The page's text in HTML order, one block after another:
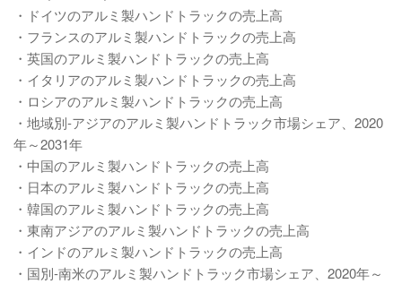
・ドイツのアルミ製ハンドトラックの売上高
・フランスのアルミ製ハンドトラックの売上高
・英国のアルミ製ハンドトラックの売上高
・イタリアのアルミ製ハンドトラックの売上高
・ロシアのアルミ製ハンドトラックの売上高
・地域別-アジアのアルミ製ハンドトラック市場シェア、2020
年～2031年
・中国のアルミ製ハンドトラックの売上高
・日本のアルミ製ハンドトラックの売上高
・韓国のアルミ製ハンドトラックの売上高
・東南アジアのアルミ製ハンドトラックの売上高
・インドのアルミ製ハンドトラックの売上高
・国別-南米のアルミ製ハンドトラック市場シェア、2020年～